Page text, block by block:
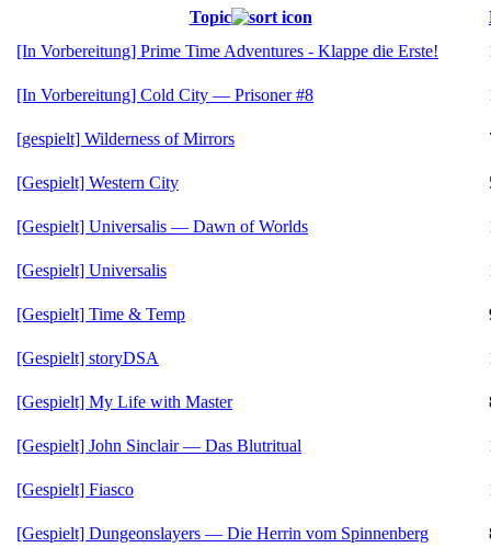
Topic
[In Vorbereitung] Prime Time Adventures - Klappe die Erste!
[In Vorbereitung] Cold City — Prisoner #8
[gespielt] Wilderness of Mirrors
[Gespielt] Western City
[Gespielt] Universalis — Dawn of Worlds
[Gespielt] Universalis
[Gespielt] Time & Temp
[Gespielt] storyDSA
[Gespielt] My Life with Master
[Gespielt] John Sinclair — Das Blutritual
[Gespielt] Fiasco
[Gespielt] Dungeonslayers — Die Herrin vom Spinnenberg